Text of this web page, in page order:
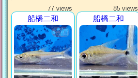
77 views
船橋二和
85 views
船橋二和